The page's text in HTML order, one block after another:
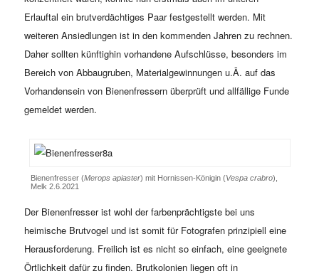
Erlauftal ein brutverdächtiges Paar festgestellt werden. Mit
weiteren Ansiedlungen ist in den kommenden Jahren zu rechnen.
Daher sollten künftighin vorhandene Aufschlüsse, besonders im
Bereich von Abbaugruben, Materialgewinnungen u.Ä. auf das
Vorhandensein von Bienenfressern überprüft und allfällige Funde
gemeldet werden.
Bienenfresser (Merops apiaster) mit Hornissen-Königin (Vespa crabro),
Melk 2.6.2021
Der Bienenfresser ist wohl der farbenprächtigste bei uns
heimische Brutvogel und ist somit für Fotografen prinzipiell eine
Herausforderung. Freilich ist es nicht so einfach, eine geeignete
Örtlichkeit dafür zu finden. Brutkolonien liegen oft in